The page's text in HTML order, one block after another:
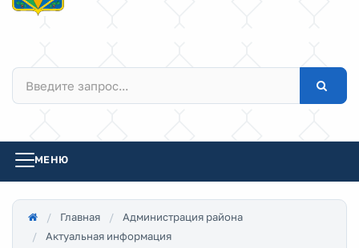
МЕНЮ
Главная
Администрация района
Актуальная информация